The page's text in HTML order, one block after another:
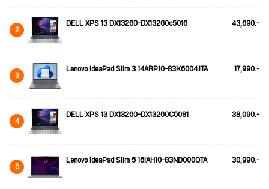
2 DELL XPS 13 DX13260-DX13260c5016 43,690.-
3 Lenovo IdeaPad Slim 3 14ARP10-83K6004JTA 17,990.-
4 DELL XPS 13 DX13260-DX13260C5081 38,090.-
5 Lenovo IdeaPad Slim 5 16IAH10-83ND000QTA 30,990.-